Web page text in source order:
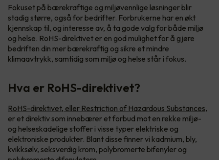
Fokuset på bærekraftige og miljøvennlige løsninger blir
stadig større, også for bedrifter. Forbrukerne har en økt
kjennskap til, og interesse av, å ta gode valg for både miljø
og helse. RoHS-direktivet er en god mulighet for å gjøre
bedriften din mer bærekraftig og sikre et mindre
klimaavtrykk, samtidig som miljø og helse står i fokus.
Hva er RoHS-direktivet?
RoHS-direktivet, eller Restriction of Hazardous Substances,
er et direktiv som innebærer et forbud mot en rekke miljø-
og helseskadelige stoffer i visse typer elektriske og
elektroniske produkter. Blant disse finner vi kadmium, bly,
kvikksølv, seksverdig krom, polybromerte bifenyler og